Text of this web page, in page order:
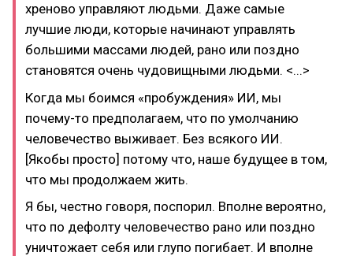
хреново управляют людьми. Даже самые
лучшие люди, которые начинают управлять
большими массами людей, рано или поздно
становятся очень чудовищными людьми. <...>
Когда мы боимся «пробуждения» ИИ, мы
почему-то предполагаем, что по умолчанию
человечество выживает. Без всякого ИИ.
[Якобы просто] потому что, наше будущее в том,
что мы продолжаем жить.
Я бы, честно говоря, поспорил. Вполне вероятно,
что по дефолту человечество рано или поздно
уничтожает себя или глупо погибает. И вполне